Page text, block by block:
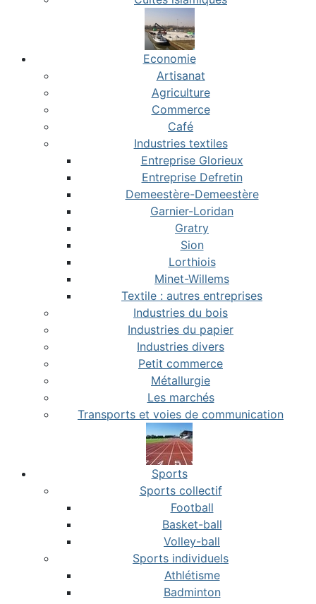
Economie
Artisanat
Agriculture
Commerce
Café
Industries textiles
Entreprise Glorieux
Entreprise Defretin
Demeestère-Demeestère
Garnier-Loridan
Gratry
Sion
Lorthiois
Minet-Willems
Textile : autres entreprises
Industries du bois
Industries du papier
Industries divers
Petit commerce
Métallurgie
Les marchés
Transports et voies de communication
Sports
Sports collectif
Football
Basket-ball
Volley-ball
Sports individuels
Athlétisme
Badminton